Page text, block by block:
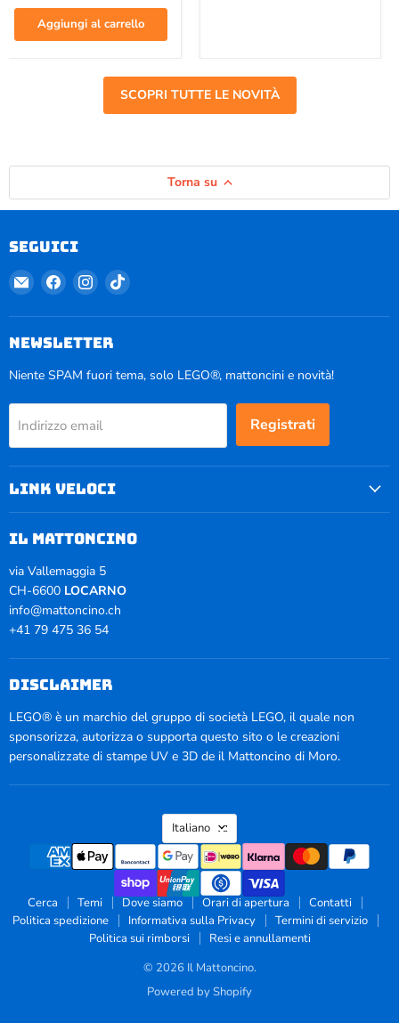
72423Aggiungi al carrello
SCOPRI TUTTE LE NOVITÀ
Torna su
Seguici
Email
Mattoncino
Trovaci
su
Facebook
Trovaci
su
Instagram
Trovaci
TikTok
NEWSLETTER
Niente SPAM fuori tema, solo LEGO®, mattoncini e novità!
Indirizzo email Registrati
Link veloci
il mattoncino
via Vallemaggia 5
CH-6600 LOCARNO
info@mattoncino.ch
+41 79 475 36 54
disclaimer
LEGO® è un marchio del gruppo di società LEGO, il quale non
sponsorizza, autorizza o supporta questo sito o le creazioni
personalizzate di stampe UV e 3D de il Mattoncino di Moro.
Lingua
Italiano
Cerca Temi Dove siamo Orari di apertura
Contatti
Politica spedizione
Informativa sulla Privacy
Termini di servizio
Politica sui rimborsi
Resi e annullamenti
© 2026 Il Mattoncino.
Powered by Shopify